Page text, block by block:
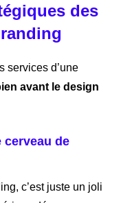
des
services d’une
avant le design
cerveau de
c’est juste un joli